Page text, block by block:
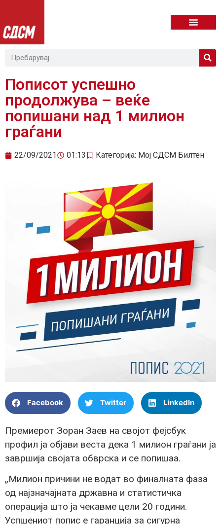
Пописот успешно
продолжува – веќе
попишани над 1 милион
граѓани
22/09/2021 01:13 Категорија: Мој СДСМ Билтен
Facebook Twitter LinkedIn
Премиерот Зоран Заев на својот фејсбук
профил ја објави веста дека 1 милион граѓани ја
завршија својата обврска и се попишаа.
„Милион причини не водат во финалната фаза
од најзначајната државна и статистичка
операција што ја чекавме цели 20 години.
Успшениот попис е гаранција за сигурна